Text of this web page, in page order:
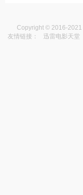
Copyright © 2016-2021
友情链接：
迅雷电影天堂